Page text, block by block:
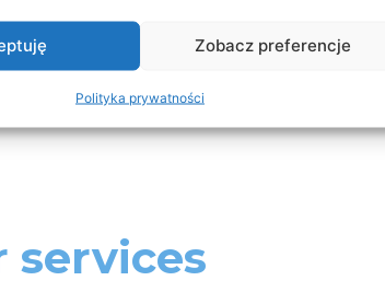
Zobacz preferencje
Polityka prywatności
services